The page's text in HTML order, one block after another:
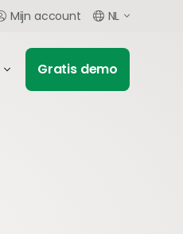
Mijn account NL
Gratis demo